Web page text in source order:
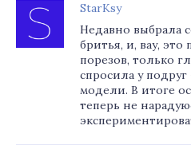
StarKsy
Недавно выбрала
бритья, и, вау,
порезов, только
спросила у подруг
модели. В итоге
теперь не